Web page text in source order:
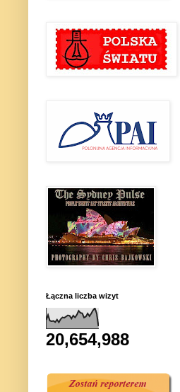
Łączna liczba wizyt
20,654,988